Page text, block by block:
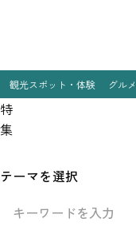
観光スポット・体験 グル
特
集
テーマを選択
グルメ・お土産
モデルコース